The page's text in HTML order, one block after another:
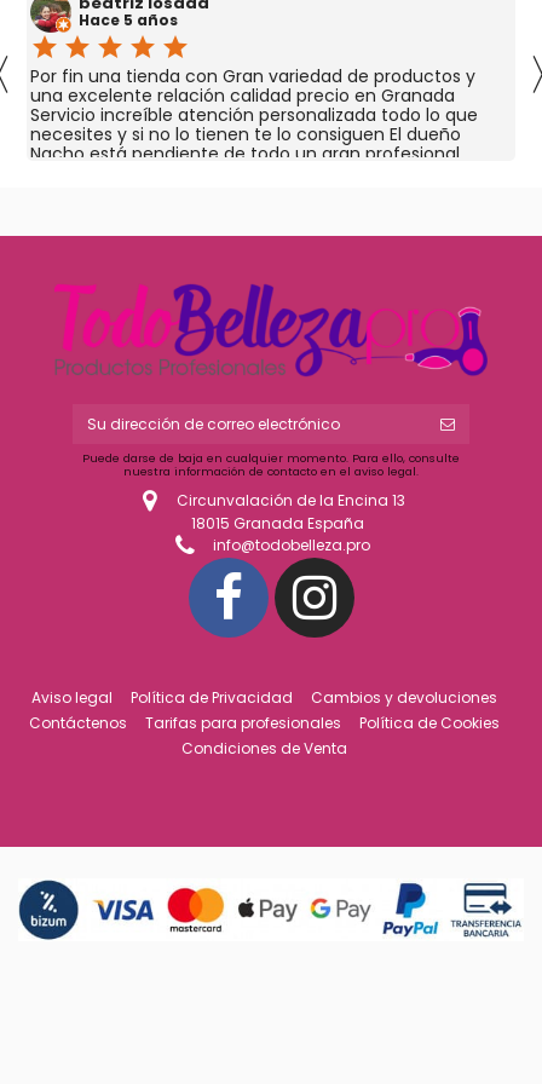
Hace 5 años
star star star star star
Por fin una tienda con Gran variedad de productos y
una excelente relación calidad precio en Granada
Servicio increíble atención personalizada todo lo que
necesites y si no lo tienen te lo consiguen El dueño
Nacho está pendiente de todo un gran profesional
Puede darse de baja en cualquier momento. Para ello, consulte
nuestra información de contacto en el aviso legal.
Circunvalación de la Encina 13
18015 Granada España
info@todobelleza.pro
Aviso legal Política de Privacidad
Cambios y devoluciones
Contáctenos
Tarifas para profesionales
Política de Cookies
Condiciones de Venta